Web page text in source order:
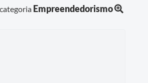
Empreendedorismo